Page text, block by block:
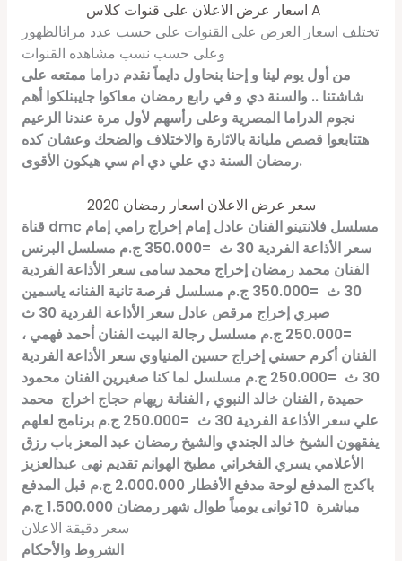
اسعار عرض الاعلان على قنوات كلاس A
تختلف اسعار العرض على القنوات على حسب عدد مراتالظهور
وعلى حسب نسب مشاهده القنوات
من أول يوم لينا و إحنا بنحاول دايماً نقدم دراما ممتعه على
شاشتنا .. والسنة دي و في رابع رمضان معاكوا جايبنلكوا أهم
نجوم الدراما المصرية وعلى رأسهم لأول مرة عندنا الزعيم
هتتابعوا قصص مليانة بالاثارة والاختلاف والضحك وعشان كده
رمضان السنة دي علي دي ام سي هيكون الأقوى.
سعر عرض الاعلان اسعار رمضان 2020
dmc مسلسل فلانتينو الفنان عادل إمام إخراج رامي إمام
سعر الأذاعة الفردية 30 ث
=350.000 ج.م
مسلسل البرنس
الفنان محمد رمضان إخراج محمد سامى سعر الأذاعة الفردية
30 ث
=350.000 ج.م
مسلسل فرصة تانية الفنانه ياسمين
صبري إخراج مرقص عادل سعر الأذاعة الفردية 30 ث
=250.000 ج.م مسلسل رجالة البيت الفنان أحمد فهمي ،
الفنان أكرم حسني إخراجحسين المنياوي سعر الأذاعة الفردية
30 ث
=250.000 ج.م مسلسل لما كنا صغيرين الفنان محمود
حميدة , الفنان خالد النبوي , الفنانة ريهام حجاج اخراج محمد
علي سعر الأذاعة الفردية 30 ث =250.000 ج.م برنامج لعلهم
يفقهون الشيخ خالد الجندي والشيخ رمضان عبد المعز باب رزق
الأعلامي يسري الفخراني مطبخ الهوانم تقديم نهى عبدالعزيز
باكدج المدفع لوحة مدفع الأفطار 2.000.000 ج.م
قبل المدفع
مباشرة 10 ثوانى يومياً طوال شهر رمضان 1.500.000 ج.م
سعر دقيقة الاعلان
الشروط والأحكام